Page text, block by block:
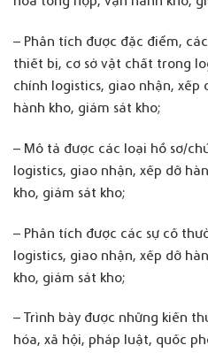
– Phân tích được đặc điểm,
thiết bị, cơ sở vật chất trong
chính logistics, giao nhận,
hành kho, giám sát kho;
– Mô tả được các loại hồ sơ/
logistics, giao nhận, xếp dỡ
kho, giám sát kho;
– Phân tích được các sự cố
logistics, giao nhận, xếp dỡ
kho, giám sát kho;
– Trình bày được những kiến
hóa, xã hội, pháp luật, quốc